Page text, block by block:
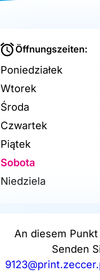
Öffnungszeiten:
Poniedziałek
Wtorek
Środa
Czwartek
Piątek
Sobota
Niedziela
An diesem
Senden